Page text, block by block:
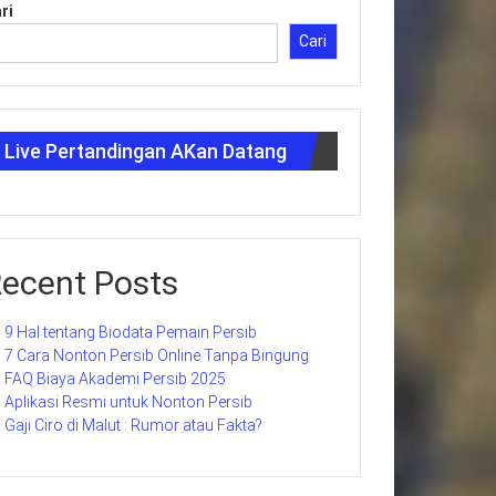
Cari
Live Pertandingan AKan Datang
Posts
9 Hal tentang Biodata Pemain Persib
7 Cara Nonton Persib Online Tanpa Bingung
FAQ Biaya Akademi Persib 2025
Aplikasi Resmi untuk Nonton Persib
Gaji Ciro di Malut : Rumor atau Fakta?